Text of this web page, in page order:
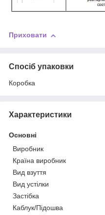
Приховати
Спосіб упаковки
Коробка
Характеристики
Основні
Виробник
Країна виробник
Вид взуття
Вид устілки
Застібка
Каблук/Підошва